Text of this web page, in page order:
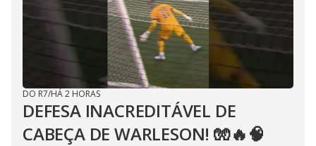
DO R7/HÁ 2 HORAS
DEFESA INACREDITÁVEL DE
CABEÇA DE WARLESON! 🧤🔥🧠